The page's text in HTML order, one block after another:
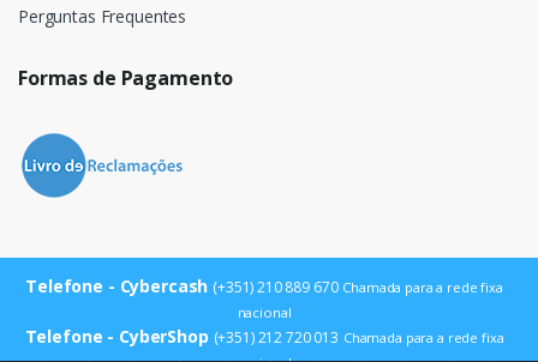
Perguntas Frequentes
Formas de Pagamento
Telefone - Cybercash (+351) 210 889 670 Chamada para a rede fixa
nacional
Telefone - CyberShop (+351) 212 720 013 Chamada para a rede fixa